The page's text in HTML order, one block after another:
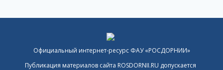
Официальный интернет-ресурс ФАУ «РОСДОРНИИ»
Публикация материалов сайта ROSDORNII.RU допускается